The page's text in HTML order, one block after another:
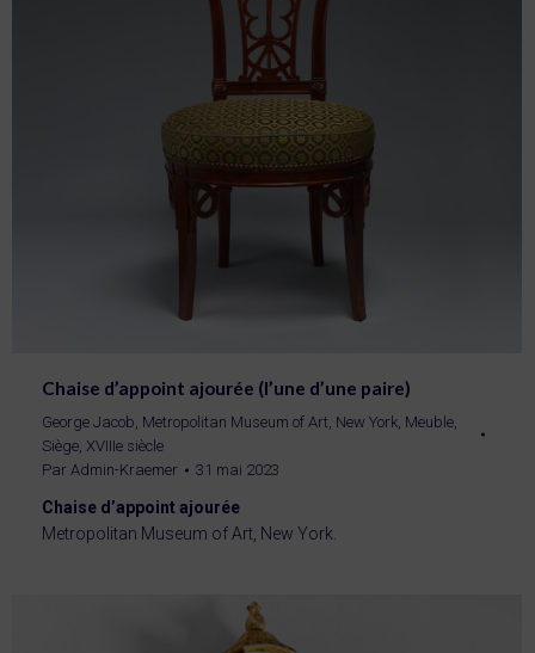
Chaise d’appoint ajourée (l’une d’une paire)
George Jacob, Metropolitan Museum of Art, New York, Meuble,
Siège, XVIIIe siècle
Par Admin-Kraemer 31 mai 2023
Chaise d’appoint ajourée
Metropolitan Museum of Art, New York.